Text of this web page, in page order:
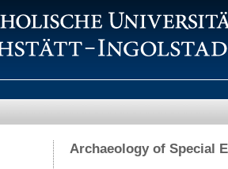
Archaeology of Special